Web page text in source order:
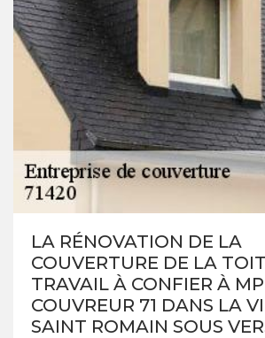
LA RÉNOVATION DE LA
COUVERTURE DE LA
TRAVAIL À CONFIER À MP
COUVREUR 71 DANS LA
SAINT ROMAIN SOUS